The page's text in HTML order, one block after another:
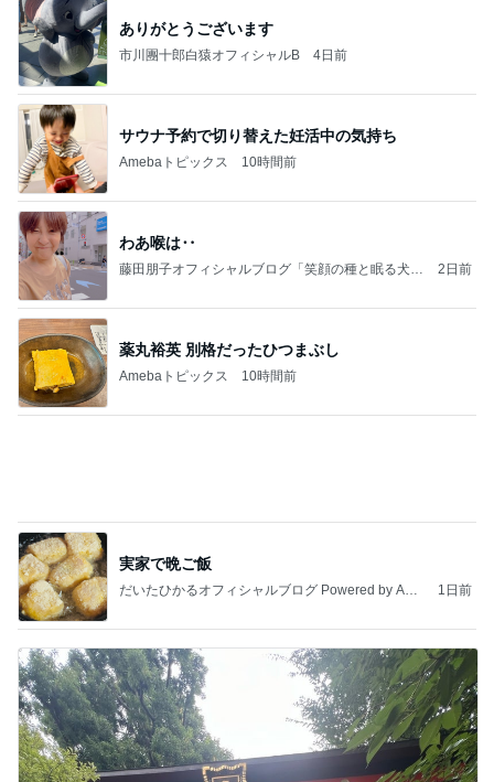
MENTUM
☆☆☆ゆきちにっき☆☆☆ 7日前
Amebaトピックス 1日前
秩父鉄道に遊びにやってくる！のご紹介です
秩父市議会議員 黒澤秀之 ブログ Powered by Ame
ba
肉汁が溢れて感動したハンバーグ
Amebaトピックス 1日前
記事を読む